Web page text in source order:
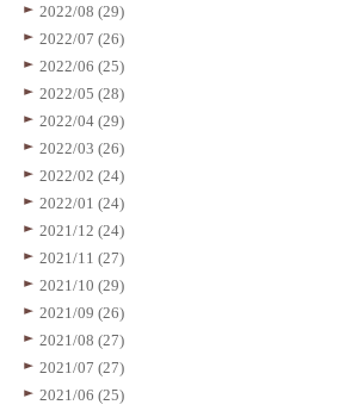
2022/08 (29)
2022/07 (26)
2022/06 (25)
2022/05 (28)
2022/04 (29)
2022/03 (26)
2022/02 (24)
2022/01 (24)
2021/12 (24)
2021/11 (27)
2021/10 (29)
2021/09 (26)
2021/08 (27)
2021/07 (27)
2021/06 (25)